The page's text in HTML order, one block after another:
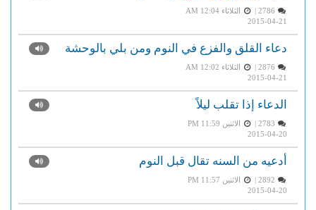
الثلاثاء AM 12:04
2015-04-21
دعاء القلق والفزع في النوم ومن بلي بالوحشة
الثلاثاء AM 12:02
2015-04-21
الدعاء إذا تقلب ليلاً
الاثنين PM 11:59
2015-04-20
أدعيه من السنه تقال قبل النوم
الاثنين PM 11:57
2015-04-20